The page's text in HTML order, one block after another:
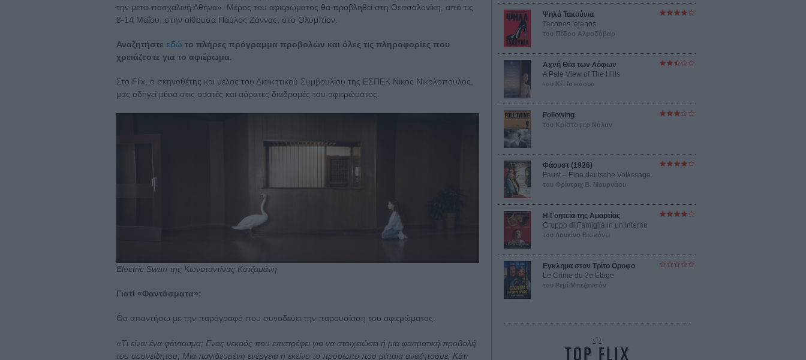
την μετα-πασχαλινή Αθήνα». Μέρος του αφιερώματος θα προβληθεί στη Θεσσαλονίκη, από τις
8-14 Μαΐου, στην αίθουσα Παύλος Ζάννας, στο Ολύμπιον.
Αναζητήστε εδώ το πλήρες πρόγραμμα προβολών και όλες τις πληροφoρίες που
χρειάζεστε για το αφιέρωμα.
Στο Flix, o σκηνοθέτης και μέλος του Διοικητικού Συμβουλίου της ΕΣΠΕΚ Νίκος Νικολοπουλος,
μας οδηγεί μέσα στις ορατές και αόρατες διαδρομές του αφιερώματος.
Electric Swan της Κωνσταντίνας Κοτζαμάνη
Γιατί «Φαντάσματα»;
Θα απαντήσω με την παράγραφό που συνοδεύει την παρουσίαση του αφιερώματος:
«Τι είναι ένα φάντασμα; Eνας νεκρός που επιστρέφει για να στοιχειώσει ή μια φασματική προβολή
του ασυνείδητου; Μια παγιδευμένη ενέργεια ή εκείνο το πρόσωπο που μάταια αναζητούμε; Κάτι
Ψηλά Τακούνια
Tacones lejanos
του Πέδρο Αλμοδόβαρ
Αχνή Θέα των Λόφων
A Pale View of The Hills
του Κέι Ισικάουα
Following
του Κρίστοφερ Νόλαν
Φάουστ (1926)
Faust – Eine deutsche Volkssage
του Φρίντριχ Β. Μουρνάου
Η Γοητεία της Αμαρτίας
Gruppo di Famiglia in un Interno
του Λουκίνο Βισκόντι
Εγκλημα στον Τρίτο Οροφο
Le Crime du 3e Etage
του Ρεμί Μπεζανσόν